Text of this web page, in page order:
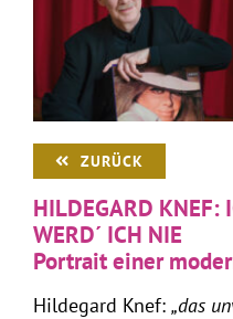
ZURÜCK
HILDEGARD KNEF:
WERD´ ICH NIE
Portrait einer
Hildegard Knef: „das